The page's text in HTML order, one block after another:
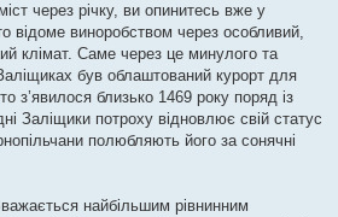
через річку, ви опинитесь вже у
відоме виноробством через особливий,
клімат. Саме через це минулого та
був облаштований курорт для
з’явилося близько 1469 року поряд із
Заліщики потроху відновлює свій статус
полюбляють його за сонячні
найбільшим рівнинним